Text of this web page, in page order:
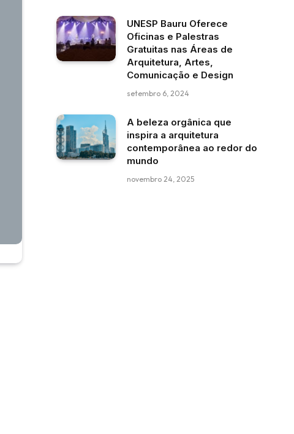
UNESP Bauru Oferece
Oficinas e Palestras
Gratuitas nas Áreas de
Arquitetura, Artes,
Comunicação e Design
setembro 6, 2024
A beleza orgânica que
inspira a arquitetura
contemporânea ao redor do
mundo
novembro 24, 2025